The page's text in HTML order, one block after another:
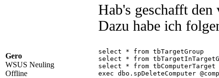
Gero
WSUS Neuling
Offline
Hab's geschafft den
Dazu habe ich
select * from tbTargetGroup
select * from
select * from
exec dbo.spDeleteComputer